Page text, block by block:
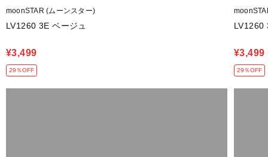
moonSTAR (ムーンスター)
LV1260 3E ベージュ
¥3,499
29％OFF
LV1260
¥3,499
29％OFF